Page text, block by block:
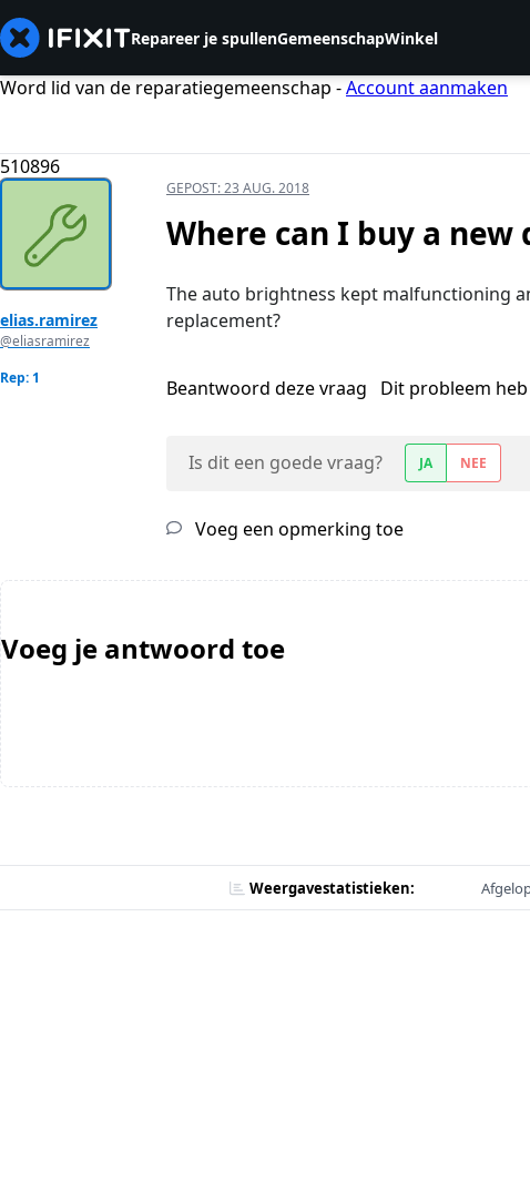
Repareer je spullenGemeenschapWinkel
Word lid van de reparatiegemeenschap -Account aanmaken
510896
elias.ramirez
@eliasramirez
Rep: 1
GEPOST:23 AUG. 2018
Where can I buy a new
The auto brightness kept malfunctioning
replacement?
Beantwoord deze vraag Dit probleem
Is dit een goede vraag? JA NEE
Voeg een opmerking toe
Voeg je antwoord toe
Weergavestatistieken: